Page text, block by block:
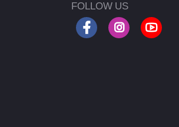
FOLLOW US